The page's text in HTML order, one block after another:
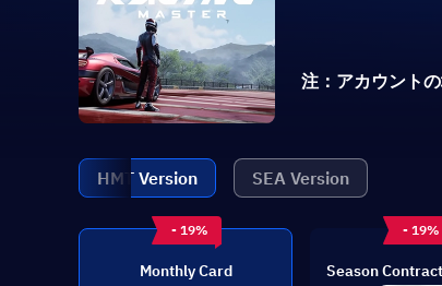
注：アカウント
HMT Version SEA Version
- 19%
Monthly Card
- 19%
Season